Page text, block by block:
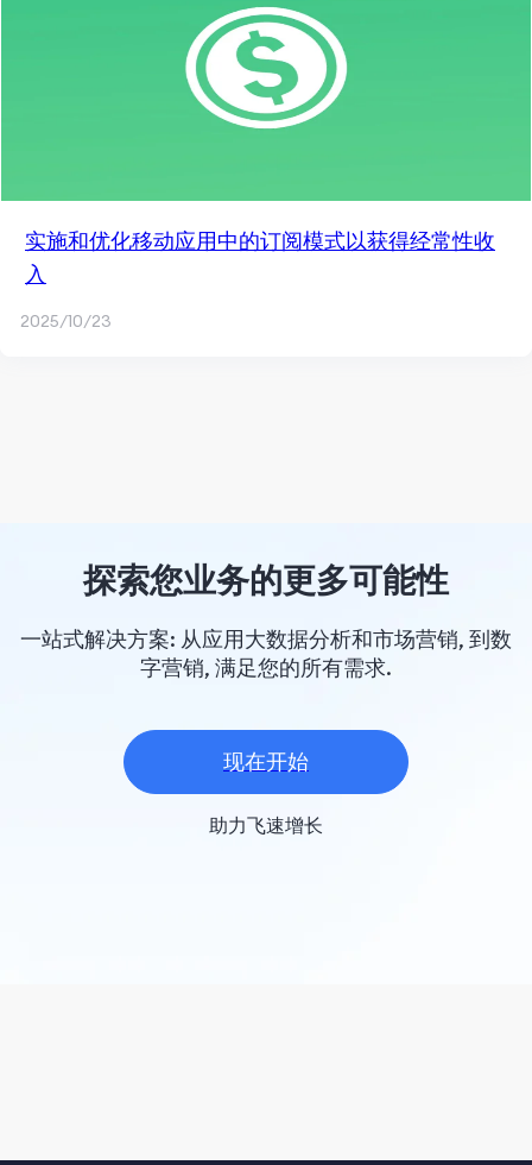
实施和优化移动应用中的订阅模式以获得经常性收
入
2025/10/23
探索您业务的更多可能性
一站式解决方案: 从应用大数据分析和市场营销, 到数
字营销, 满足您的所有需求.
现在开始
助力飞速增长